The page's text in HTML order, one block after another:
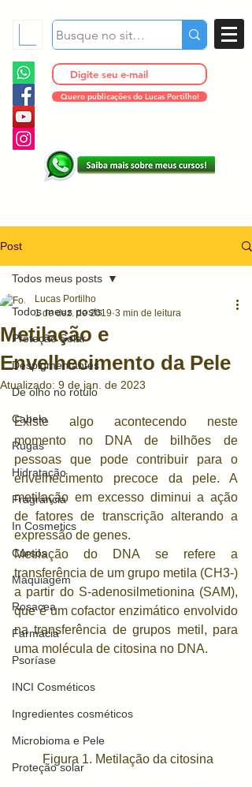
Quero publicações do Lucas Portilho!
Post
Todos meus posts
Proteção Solar
Despigmentantes
De olho no rótulo
Cabelo
Rugas
Hidratação
Fragrância
In Cosmetics
Cursos
Maquiagem
Rosacea
Farmácia
Psoríase
INCI Cosméticos
Ingredientes cosméticos
Microbioma e Pele
Proteção solar
Todos meus posts
Metilação e
Envelhecimento da Pele
Lucas Portilho
1 de dez. de 2019 3 min de leitura
Atualizado: 9 de jan. de 2023
Existe algo acontecendo neste
momento no DNA de bilhões de
pessoas que pode contribuir para o
envelhecimento precoce da pele. A
metilação em excesso diminui a ação
de fatores de transcrição alterando a
expressão de genes.
Metilação do DNA se refere a
transferência de um grupo metila (CH3-)
a partir do S-adenosilmetionina (SAM),
que é um cofactor enzimático envolvido
na transferência de grupos metil, para
uma molécula de citosina no DNA.
Figura 1. Metilação da citosina